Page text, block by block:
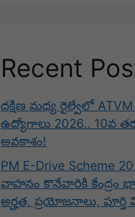
Recent
దక్షిణ మధ్య రైల్వేలో ATVM
ఉద్యోగాలు 2026.. 10వ
అవకాశం!
PM E-Drive Scheme
వాహనం కొనేవారికి కేంద్రం
అర్హత, ప్రయోజనాలు, పూర్తి